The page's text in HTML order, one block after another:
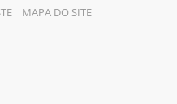
MAPA DO SITE